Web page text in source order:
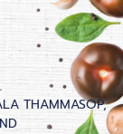
THAMMASOP,